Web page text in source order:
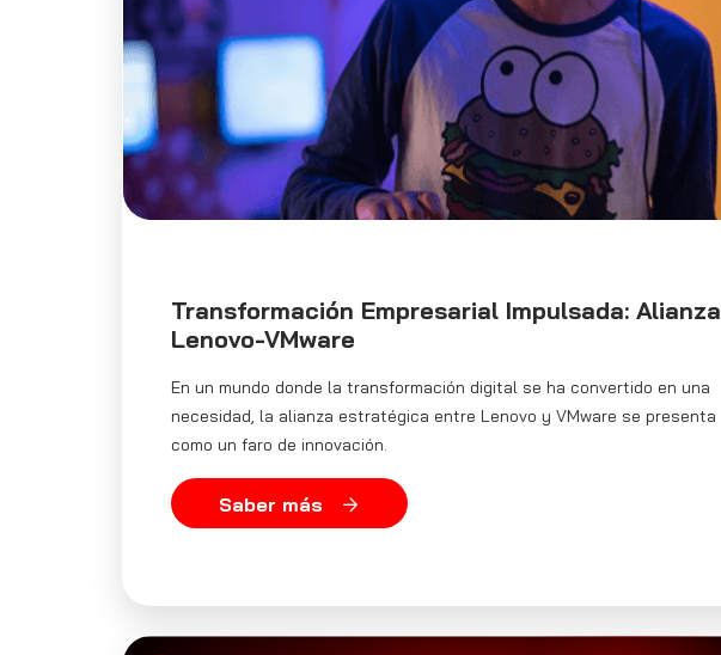
Transformación Empresarial Impulsada: Alianza
Lenovo-VMware
En un mundo donde la transformación digital se ha convertido en una
necesidad, la alianza estratégica entre Lenovo y VMware se presenta
como un faro de innovación.
Saber más